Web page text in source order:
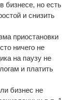
бизнесе, но есть
и снизить
приостановки
ничего не
на паузу не
и платить
бизнес не